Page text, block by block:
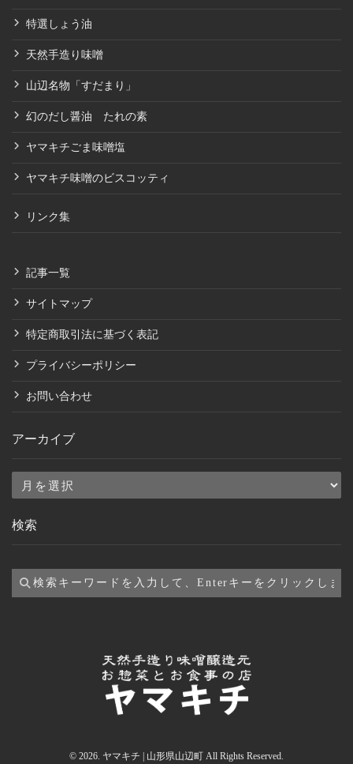
特選しょう油
天然手造り味噌
山辺名物「すだまり」
幻のだし醤油 たれの素
ヤマキチごま味噌塩
ヤマキチ味噌のビスコッティ
リンク集
記事一覧
サイトマップ
特定商取引法に基づく表記
プライバシーポリシー
お問い合わせ
アーカイブ
ア
カ
ブ
検索
© 2026. ヤマキチ | 山形県山辺町 All Rights Reserved.